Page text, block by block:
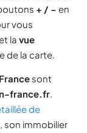
+ / − en
vous
la vue
de la carte.
sont
france.fr.
de
son immobilier